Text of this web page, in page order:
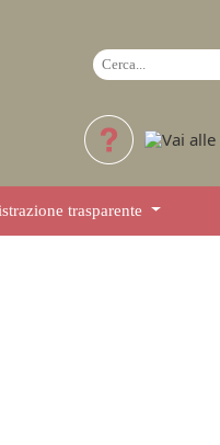
trasparente